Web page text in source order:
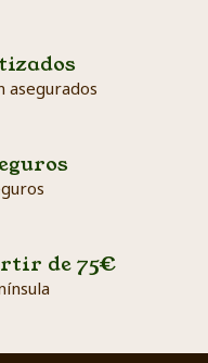
asegurados
de 75€
products